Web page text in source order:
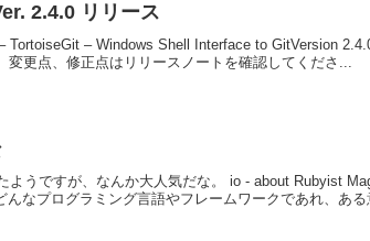
2.4.0 リリース
TortoiseGit – Windows Shell Interface to GitVersion
変更点、修正点はリリースノートを確認してくださ...
ようですが、なんか大人気だな。 io - about Rubyist
んなプログラミング言語やフレームワークであれ、あ